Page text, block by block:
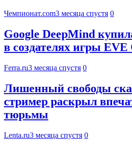
Чемпионат.com3 месяца спустя 0
Google DeepMind
в создателях игры EVE
Ferra.ru3 месяца спустя 0
Лишенный свободы
стример раскрыл
тюрьмы
Lenta.ru3 месяца спустя 0